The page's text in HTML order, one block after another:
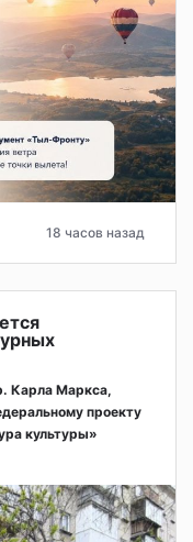
18 часов назад
Карла Маркса,
проекту
культуры»